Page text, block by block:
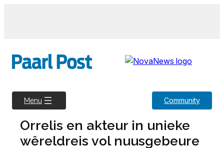
Menu Community
Orrelis en akteur in unieke
wêreldreis vol nuusgebeure